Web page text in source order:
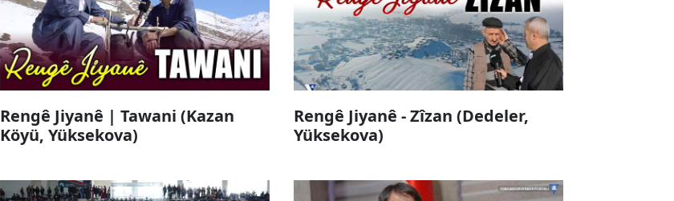
Rengê Jiyanê | Tawani (Kazan
Köyü, Yüksekova)
Rengê Jiyanê - Zîzan (Dedeler,
Yüksekova)